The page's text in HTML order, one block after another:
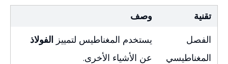
تقنية وصف
الفصل
المغناطيسي
يستخدم المغناطيس لتمييز
الفولاذ
عن الأشياء الأخرى.